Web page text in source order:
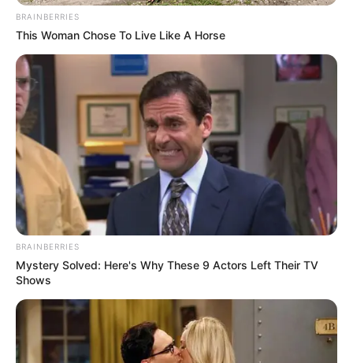
BRAINBERRIES
This Woman Chose To Live Like A Horse
BRAINBERRIES
Mystery Solved: Here's Why These 9 Actors Left Their TV
Shows